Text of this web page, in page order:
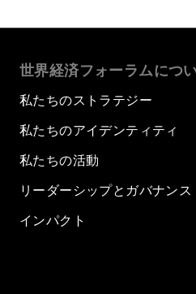
世界経済フォーラムにつ
私たちのストラテジー
私たちのアイデンティティ
私たちの活動
リーダーシップとガバナンス
インパクト